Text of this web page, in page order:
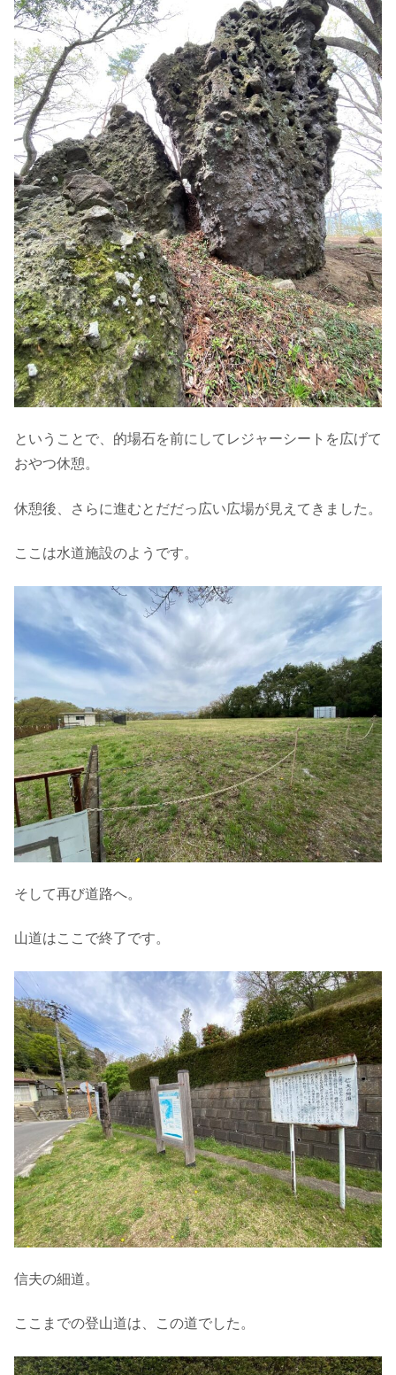
ということで、的場石を前にしてレジャーシートを広げて
おやつ休憩。
休憩後、さらに進むとだだっ広い広場が見えてきました。
ここは水道施設のようです。
そして再び道路へ。
山道はここで終了です。
信夫の細道。
ここまでの登山道は、この道でした。